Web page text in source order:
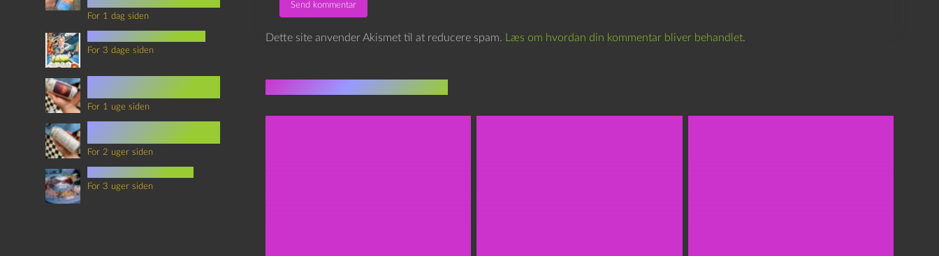
Dette site anvender Akismet til at reducere spam. Læs om hvordan din kommentar bliver behandlet.
For 1 dag siden
For 3 dage siden
For 1 uge siden
For 2 uger siden
For 3 uger siden